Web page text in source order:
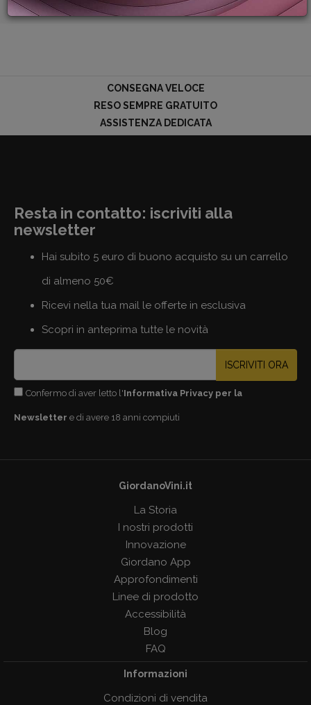
GIFT
CONSEGNA VELOCE
RESO SEMPRE GRATUITO
ASSISTENZA DEDICATA
Resta in contatto: iscriviti alla
newsletter
Hai subito 5 euro di buono acquisto su un carrello
di almeno 50€
Ricevi nella tua mail le offerte in esclusiva
Scopri in anteprima tutte le novità
ISCRIVITI ORA
Confermo di aver letto l'Informativa Privacy per la
Newsletter e di avere 18 anni compiuti
GiordanoVini.it
La Storia
I nostri prodotti
Innovazione
Giordano App
Approfondimenti
Linee di prodotto
Accessibilità
Blog
FAQ
Informazioni
Condizioni di vendita